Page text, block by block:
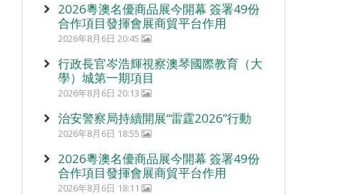
2026粵澳名優商品展今開幕 簽署49份
合作項目發揮會展商貿平台作用
2026年8月6日 20:45
行政長官岑浩輝視察澳琴國際教育（大
學）城第一期項目
2026年8月6日 20:13
治安警察局持續開展“雷霆2026”行動
2026年8月6日 18:55
2026粵澳名優商品展今開幕 簽署49份
合作項目發揮會展商貿平台作用
2026年8月6日 18:11